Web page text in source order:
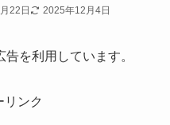
22日 2025年12月4日
を利用しています。
リンク